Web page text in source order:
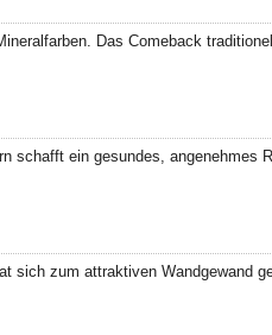
Das Comeback
schafft ein gesundes, angenehmes
sich zum attraktiven Wandgewand